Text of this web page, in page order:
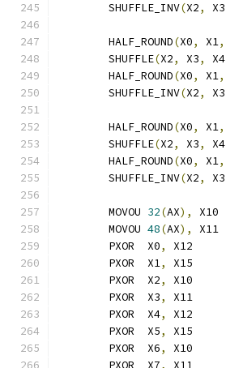
	SHUFFLE_INV
(X2, X3
	HALF_ROUND
(X0, X1,
	SHUFFLE
(X2, X3, X4
	HALF_ROUND
(X0, X1,
	SHUFFLE_INV
(X2, X3
	HALF_ROUND
(X0, X1,
	SHUFFLE
(X2, X3, X4
	HALF_ROUND
(X0, X1,
	SHUFFLE_INV
(X2, X3
	MOVOU
32(AX),
X10
	MOVOU
48(AX),
X11
	PXOR  X0
,
X12
	PXOR  X1
,
X15
	PXOR  X2
,
X10
	PXOR  X3
,
X11
	PXOR  X4
,
X12
	PXOR  X5
,
X15
	PXOR  X6
,
X10
	PXOR  X7
, X11